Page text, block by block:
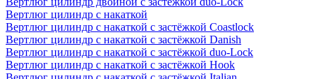
Вертлюг цилиндр с накаткой
Вертлюг цилиндр с накаткой с застёжкой Coastlock
Вертлюг цилиндр с накаткой с застёжкой Danish
Вертлюг цилиндр с накаткой с застёжкой duo-Lock
Вертлюг цилиндр с накаткой с застёжкой Hook